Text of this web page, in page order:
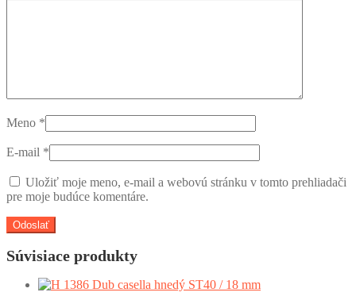
Meno *
E-mail *
Uložiť moje meno, e-mail a webovú stránku v tomto prehliadači
pre moje budúce komentáre.
Súvisiace produkty